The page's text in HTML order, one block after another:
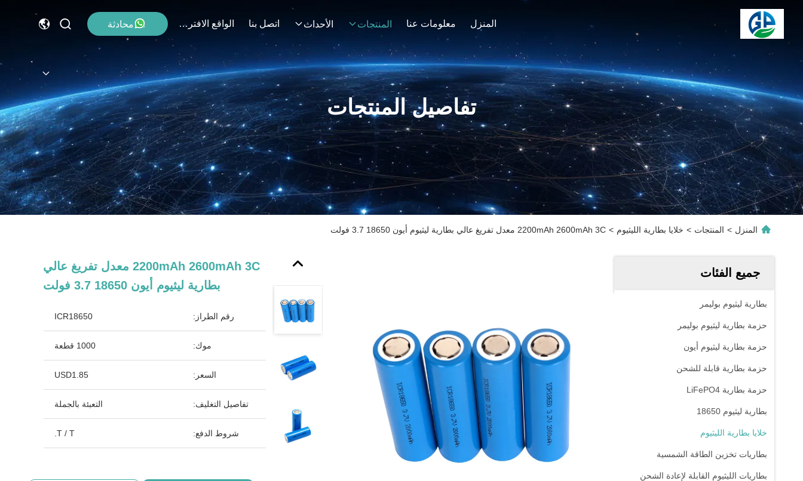
المنزل معلومات عنا المنتجات الأحداث اتصل بنا الواقع الافتراضي محادثة
تفاصيل المنتجات
المنزل > المنتجات > خلايا بطارية الليثيوم > 2200mAh 2600mAh 3C معدل تفريغ عالي بطارية ليثيوم أيون 18650 3.7 فولت
جميع الفئات
بطارية ليثيوم بوليمر
حزمة بطارية ليثيوم بوليمر
حزمة بطارية ليثيوم أيون
حزمة بطارية قابلة للشحن
حزمة بطارية LiFePO4
بطارية ليثيوم 18650
خلايا بطارية الليثيوم
بطاريات تخزين الطاقة الشمسية
بطاريات الليثيوم القابلة لإعادة الشحن
2200mAh 2600mAh 3C معدل تفريغ عالي
بطارية ليثيوم أيون 18650 3.7 فولت
رقم الطراز: ICR18650
موك: 1000 قطعة
السعر: USD1.85
تفاصيل التغليف: التعبئة بالجملة
شروط الدفع: T / T.